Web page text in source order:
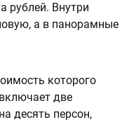
рублей. Внутри
а в панорамные
которого
включает две
десять персон,